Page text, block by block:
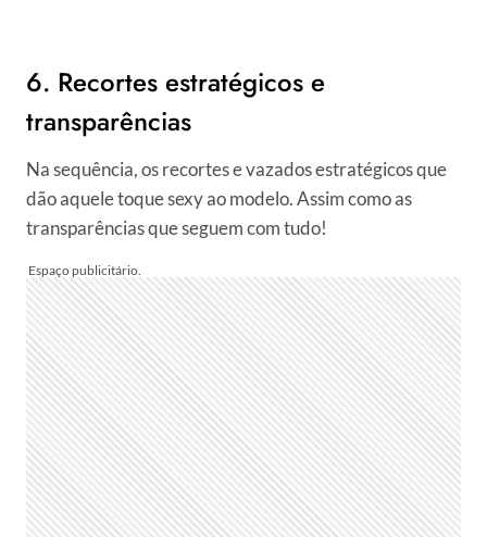
6. Recortes estratégicos e
transparências
Na sequência, os recortes e vazados estratégicos que
dão aquele toque sexy ao modelo. Assim como as
transparências que seguem com tudo!